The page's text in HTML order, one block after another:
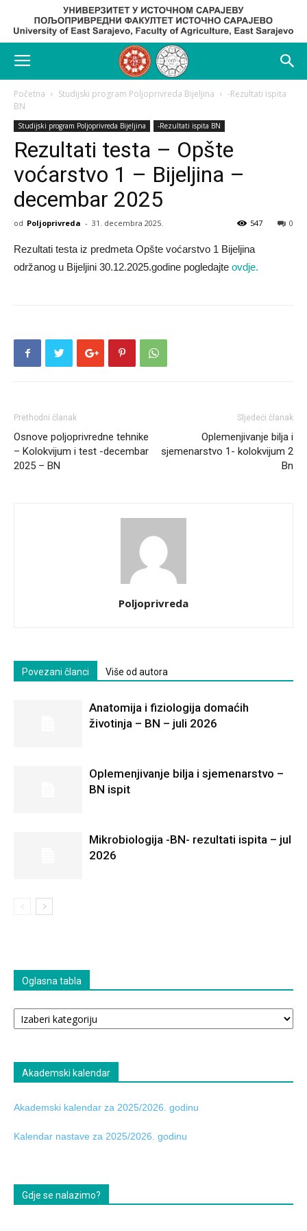
Početna Studijski program Poljoprivreda Bijeljina
-Rezultati ispita
BN
Studijski program Poljoprivreda Bijeljina -Rezultati ispita BN
Rezultati testa – Opšte
voćarstvo 1 – Bijeljina –
decembar 2025
od Poljoprivreda - 31. decembra 2025. 0
547
Rezultati testa iz predmeta Opšte voćarstvo 1 Bijeljina
održanog u Bijeljini 30.12.2025.godine pogledajte ovdje.
Prethodni članak
Osnove poljoprivredne tehnike
– Kolokvijum i test -decembar
2025 – BN
Sljedeći članak
Oplemenjivanje bilja i
sjemenarstvo 1- kolokvijum 2
Bn
Poljoprivreda
Povezani članci Više od autora
Anatomija i fiziologija domaćih
životinja – BN – juli 2026
Oplemenjivanje bilja i sjemenarstvo –
BN ispit
Mikrobiologija -BN- rezultati ispita – jul
2026
Oglasna tabla
Oglasna
tabla
Akademski kalendar
Akademski kalendar za 2025/2026. godinu
Kalendar nastave za 2025/2026. godinu
Gdje se nalazimo?